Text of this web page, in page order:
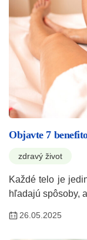
Objavte 7
zdravý život
Každé telo je
hľadajú spôsoby,
26.05.2025